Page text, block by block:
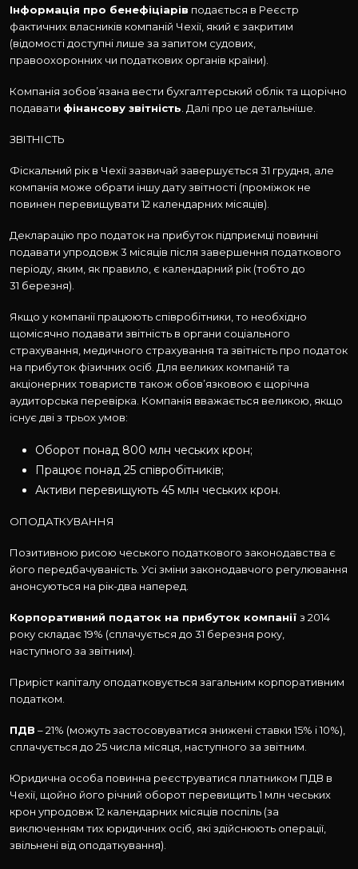
Інформація про бенефіціарів подається в Реєстр
фактичних власників компаній Чехії, який є закритим
(відомості доступні лише за запитом судових,
правоохоронних чи податкових органів країни).
Компанія зобов’язана вести бухгалтерський облік та щорічно
подавати фінансову звітність . Далі про це детальніше.
ЗВІТНІСТЬ
Фіскальний рік в Чехії зазвичай завершується 31 грудня, але
компанія може обрати іншу дату звітності (проміжок не
повинен перевищувати 12 календарних місяців).
Декларацію про податок на прибуток підприємці повинні
подавати упродовж 3 місяців після завершення податкового
періоду, яким, як правило, є календарний рік (тобто до
31 березня).
Якщо у компанії працюють співробітники, то необхідно
щомісячно подавати звітність в органи соціального
страхування, медичного страхування та звітність про податок
на прибуток фізичних осіб. Для великих компаній та
акціонерних товариств також обов’язковою є щорічна
аудиторська перевірка. Компанія вважається великою, якщо
існує дві з трьох умов:
Оборот понад 800 млн чеських крон;
Працює понад 25 співробітників;
Активи перевищують 45 млн чеських крон.
ОПОДАТКУВАННЯ
Позитивною рисою чеського податкового законодавства є
його передбачуваність. Усі зміни законодавчого регулювання
анонсуються на рік-два наперед.
Корпоративний податок на прибуток компанії з 2014
року складає 19% (сплачується до 31 березня року,
наступного за звітним).
Приріст капіталу оподатковується загальним корпоративним
податком.
ПДВ – 21% (можуть застосовуватися знижені ставки 15% і 10%),
сплачується до 25 числа місяця, наступного за звітним.
Юридична особа повинна реєструватися платником ПДВ в
Чехії, щойно його річний оборот перевищить 1 млн чеських
крон упродовж 12 календарних місяців поспіль (за
виключенням тих юридичних осіб, які здійснюють операції,
звільнені від оподаткування).